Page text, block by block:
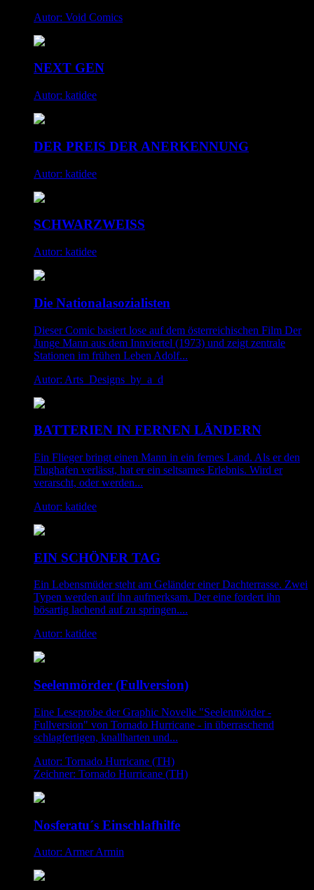
Autor: Void Comics
NEXT GEN
Autor: katidee
DER PREIS DER ANERKENNUNG
Autor: katidee
SCHWARZWEISS
Autor: katidee
Die Nationalasozialisten
Dieser Comic basiert lose auf dem österreichischen Film Der
Junge Mann aus dem Innviertel (1973) und zeigt zentrale
Stationen im frühen Leben Adolf...
Autor: Arts_Designs_by_a_d
BATTERIEN IN FERNEN LÄNDERN
Ein Flieger bringt einen Mann in ein fernes Land. Als er den
Flughafen verlässt, hat er ein seltsames Erlebnis. Wird er
verarscht, oder werden...
Autor: katidee
EIN SCHÖNER TAG
Ein Lebensmüder steht am Geländer einer Dachterrasse. Zwei
Typen werden auf ihn aufmerksam. Der eine fordert ihn
bösartig lachend auf zu springen....
Autor: katidee
Seelenmörder (Fullversion)
Eine Leseprobe der Graphic Novelle "Seelenmörder -
Fullversion" von Tornado Hurricane - in überraschend
schlagfertigen, knallharten und...
Autor: Tornado Hurricane (TH)
Zeichner: Tornado Hurricane (TH)
Nosferatu´s Einschlafhilfe
Autor: Armer Armin